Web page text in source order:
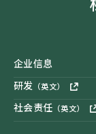
企业信息
研发 （英文）
社会责任 （英文）